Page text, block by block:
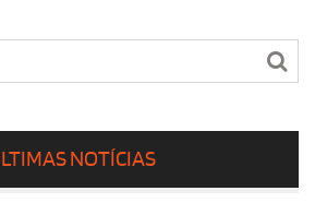
NOTÍCIAS